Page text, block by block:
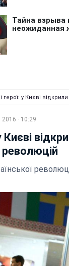
герої: у Києві
· 10:29
Києві
революцій